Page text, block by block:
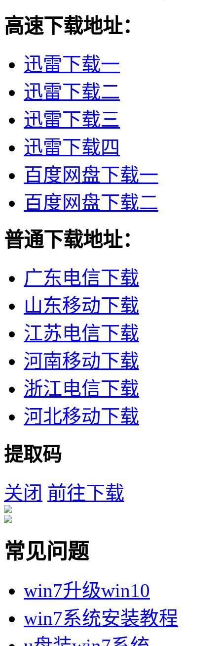
高速下载地址：
迅雷下载一
迅雷下载二
迅雷下载三
迅雷下载四
百度网盘下载一
百度网盘下载二
普通下载地址：
广东电信下载
山东移动下载
江苏电信下载
河南移动下载
浙江电信下载
河北移动下载
提取码
关闭 前往下载
常见问题
win7升级win10
win7系统安装教程